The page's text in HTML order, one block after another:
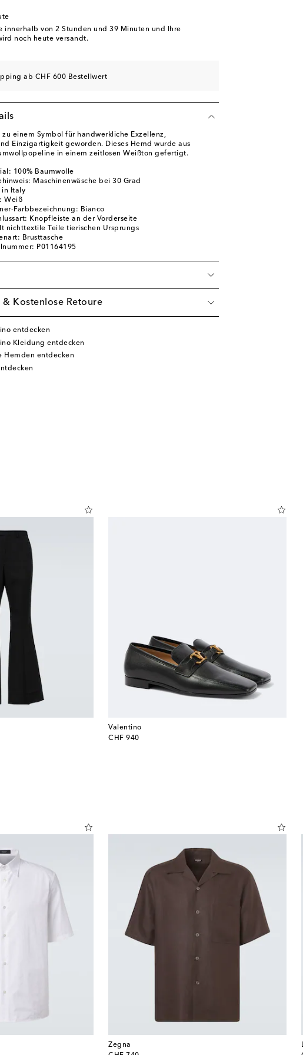
innerhalb von 2 Stunden und 39 Minuten und Ihre
noch heute versandt.
ab CHF 600 Bestellwert
zu einem Symbol für handwerkliche Exzellenz,
Einzigartigkeit geworden. Dieses Hemd wurde aus
in einem zeitlosen Weißton gefertigt.
100% Baumwolle
Maschinenwäsche bei 30 Grad
in Italy
Weiß
Farbbezeichnung: Bianco
Knopfleiste an der Vorderseite
nichttextile Teile tierischen Ursprungs
Brusttasche
P01164195
& Kostenlose Retoure
entdecken
Kleidung entdecken
Hemden entdecken
Valentino
CHF 940
original price
Zegna